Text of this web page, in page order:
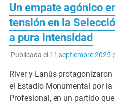
Un empate agónico
tensión en la
a pura intensidad
Publicada el 11 septiembre 2025
River y Lanús
el Estadio Monumental por la
Profesional, en un partido